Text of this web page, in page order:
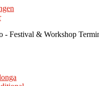
- Festival & Workshop